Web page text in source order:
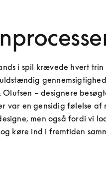
i spil krævede hvert trin
Olufsen – designere
var en gensidig følelse af
men også fordi vi
køre ind i fremtiden